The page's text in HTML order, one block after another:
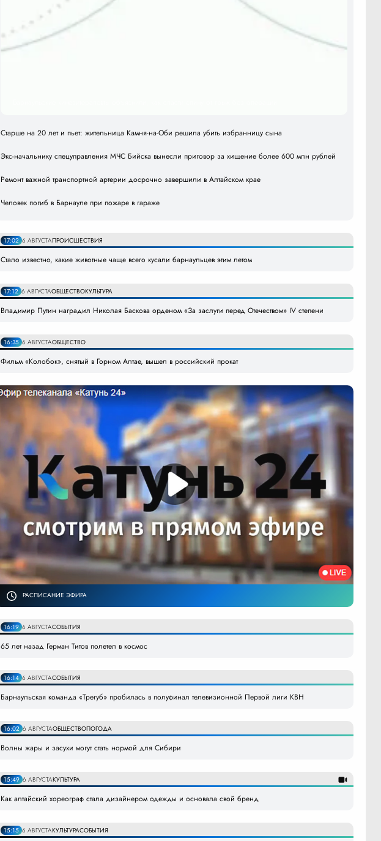
Старше на 20 лет и пьет: жительница Камня-на-Оби решила убить избранницу сына
Экс-начальнику спецуправления МЧС Бийска вынесли приговор за хищение более 600 млн рублей
Ремонт важной транспортной артерии досрочно завершили в Алтайском крае
Человек погиб в Барнауле при пожаре в гараже
17:02 6 АВГУСТАПРОИСШЕСТВИЯ
Стало известно, какие животные чаще всего кусали барнаульцев этим летом
17:12 6 АВГУСТАОБЩЕСТВОКУЛЬТУРА
Владимир Путин наградил Николая Баскова орденом «За заслуги перед Отечеством» IV степени
16:35 6 АВГУСТАОБЩЕСТВО
Фильм «Колобок», снятый в Горном Алтае, вышел в российский прокат
РАСПИСАНИЕ ЭФИРА
16:19 6 АВГУСТАСОБЫТИЯ
65 лет назад Герман Титов полетел в космос
16:14 6 АВГУСТАСОБЫТИЯ
Барнаульская команда «Трегуб» пробилась в полуфинал телевизионной Первой лиги КВН
16:02 6 АВГУСТАОБЩЕСТВОПОГОДА
Волны жары и засухи могут стать нормой для Сибири
15:49 6 АВГУСТАКУЛЬТУРА
Как алтайский хореограф стала дизайнером одежды и основала свой бренд
15:15 6 АВГУСТАКУЛЬТУРАСОБЫТИЯ